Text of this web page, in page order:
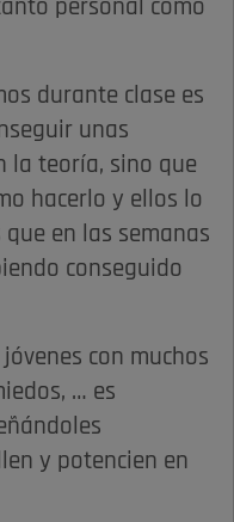
personal como
durante clase es
unas
la teoría, sino que
hacerlo y ellos lo
en las semanas
conseguido
con muchos
… es
y potencien en